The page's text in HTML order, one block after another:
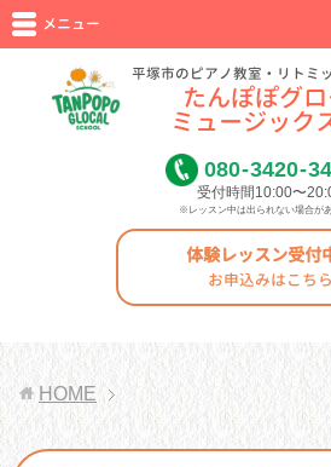
平塚市のピアノ教室・リトミ
たんぽぽグ
ミュージック
080-3420-
受付時間10:00〜
※レッスン中は出られない場合が
体験レッスン受付
お申込みはこちら
メニュー
HOME